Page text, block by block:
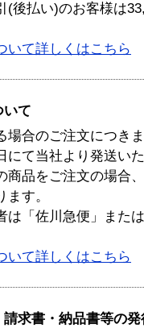
(後払い)のお客様は
いて詳しくはこちら
いて
場合のご注文につき
にて当社より発送い
商品をご注文の場合
ます。
は「佐川急便」また
いて詳しくはこちら
請求書・納品書等の